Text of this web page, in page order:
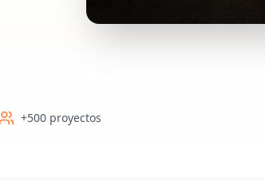
+500 proyectos